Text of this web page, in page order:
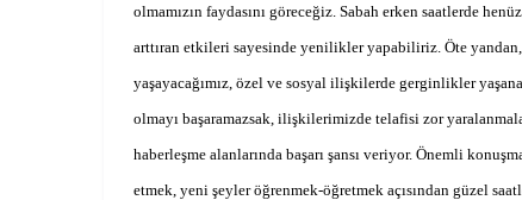
olmamızın faydasını göreceğiz. Sabah erken saatlerde
arttıran etkileri sayesinde yenilikler yapabiliriz. Öte
yaşayacağımız, özel ve sosyal ilişkilerde gerginlikler
olmayı başaramazsak, ilişkilerimizde telafisi zor
haberleşme alanlarında başarı şansı veriyor. Önemli
etmek, yeni şeyler öğrenmek-öğretmek açısından güzel